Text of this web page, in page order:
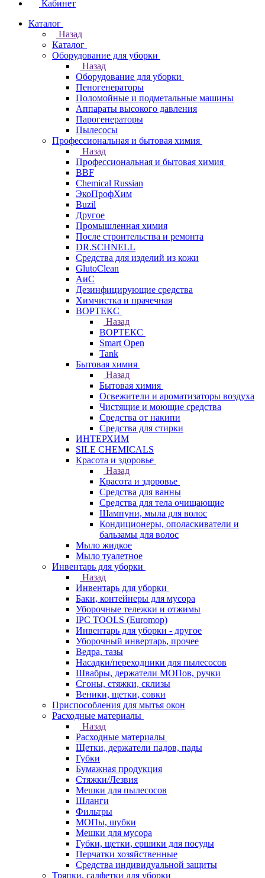
Кабинет
Каталог
Назад
Каталог
Оборудование для уборки
Назад
Оборудование для уборки
Пеногенераторы
Поломойные и подметальные машины
Аппараты высокого давления
Парогенераторы
Пылесосы
Профессиональная и бытовая химия
Назад
Профессиональная и бытовая химия
BBF
Chemical Russian
ЭкоПрофХим
Buzil
Другое
Промышленная химия
После строительства и ремонта
DR.SCHNELL
Средства для изделий из кожи
GlutoClean
АиС
Дезинфицирующие средства
Химчистка и прачечная
ВОРТЕКС
Назад
ВОРТЕКС
Smart Open
Tank
Бытовая химия
Назад
Бытовая химия
Освежители и ароматизаторы воздуха
Чистящие и моющие средства
Средства от накипи
Средства для стирки
ИНТЕРХИМ
SILE CHEMICALS
Красота и здоровье
Назад
Красота и здоровье
Средства для ванны
Средства для тела очищающие
Шампуни, мыла для волос
Кондиционеры, ополаскиватели и
бальзамы для волос
Мыло жидкое
Мыло туалетное
Инвентарь для уборки
Назад
Инвентарь для уборки
Баки, контейнеры для мусора
Уборочные тележки и отжимы
IPC TOOLS (Euromop)
Инвентарь для уборки - другое
Уборочный инвертарь, прочее
Ведра, тазы
Насадки/переходники для пылесосов
Швабры, держатели МОПов, ручки
Сгоны, стяжки, склизы
Веники, щетки, совки
Приспособления для мытья окон
Расходные материалы
Назад
Расходные материалы
Щетки, держатели падов, пады
Губки
Бумажная продукция
Стяжки/Лезвия
Мешки для пылесосов
Шланги
Фильтры
МОПы, шубки
Мешки для мусора
Губки, щетки, ершики для посуды
Перчатки хозяйственные
Средства индивидуальной защиты
Тряпки, салфетки для уборки